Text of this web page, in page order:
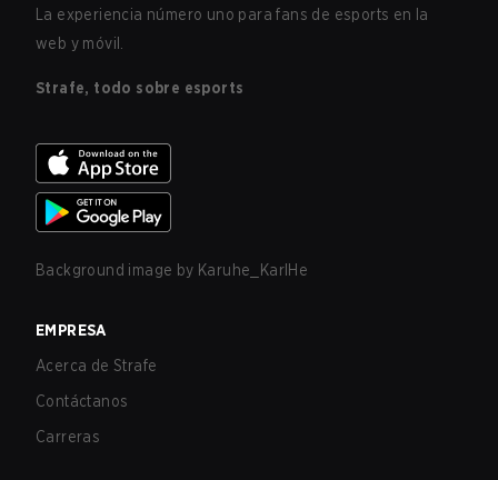
La experiencia número uno para fans de esports en la
web y móvil.
Strafe, todo sobre esports
Background image by Karuhe_KarlHe
EMPRESA
Acerca de Strafe
Contáctanos
Carreras